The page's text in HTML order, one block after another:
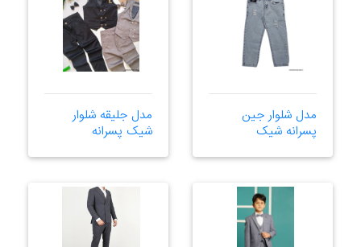
مدل شلوار جین
پسرانه شیک
مدل جلیقه شلوار
شیک پسرانه